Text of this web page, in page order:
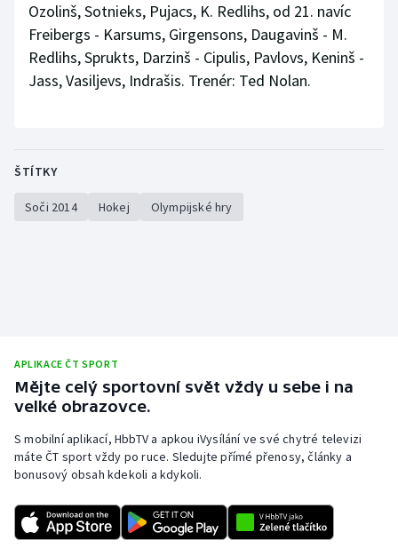
Ozolinš, Sotnieks, Pujacs, K. Redlihs, od 21. navíc
Freibergs - Karsums, Girgensons, Daugavinš - M.
Redlihs, Sprukts, Darzinš - Cipulis, Pavlovs, Keninš -
Jass, Vasiljevs, Indrašis. Trenér: Ted Nolan.
ŠTÍTKY
Soči 2014 Hokej Olympijské hry
APLIKACE ČT SPORT
Mějte celý sportovní svět vždy u sebe i na
velké obrazovce.
S mobilní aplikací, HbbTV a apkou iVysílání ve své chytré televizi
máte ČT sport vždy po ruce. Sledujte přímé přenosy, články a
bonusový obsah kdekoli a kdykoli.